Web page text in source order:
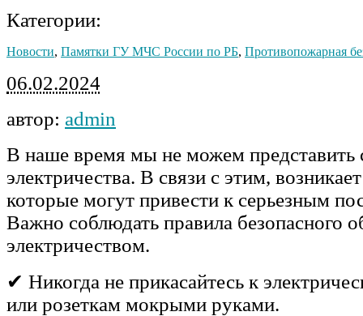
Категории:
Новости, Памятки ГУ МЧС России по РБ, Противопожарная
06.02.2024
автор: admin
В наше время мы не можем представить
электричества. В связи с этим,
которые могут привести к серьезным
Важно соблюдать правила безопасного
электричеством.
✔ Никогда не прикасайтесь к
или розеткам мокрыми руками.